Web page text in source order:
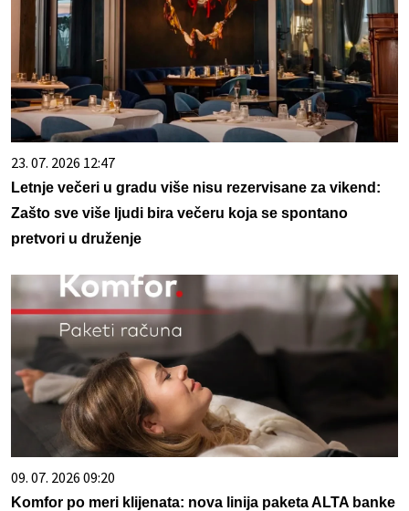
23. 07. 2026 12:47
Letnje večeri u gradu više nisu rezervisane za vikend:
Zašto sve više ljudi bira večeru koja se spontano
pretvori u druženje
09. 07. 2026 09:20
Komfor po meri klijenata: nova linija paketa ALTA banke